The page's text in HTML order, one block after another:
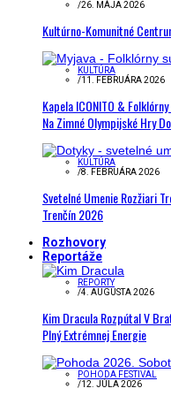
/26. MÁJA 2026
Kultúrno-Komunitné
KULTÚRA
/11. FEBRUÁRA 2026
Kapela ICONITO &
Na Zimné Olympijské Hry
KULTÚRA
/8. FEBRUÁRA 2026
Svetelné Umenie Rozžiari
Trenčín 2026
Rozhovory
Reportáže
REPORTY
/4. AUGUSTA 2026
Kim Dracula Rozpútal V
Plný Extrémnej Energie
POHODA FESTIVAL
/12. JÚLA 2026